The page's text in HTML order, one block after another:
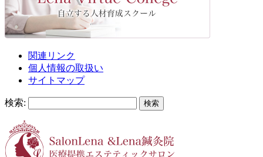
関連リンク
個人情報の取扱い
サイトマップ
検索: